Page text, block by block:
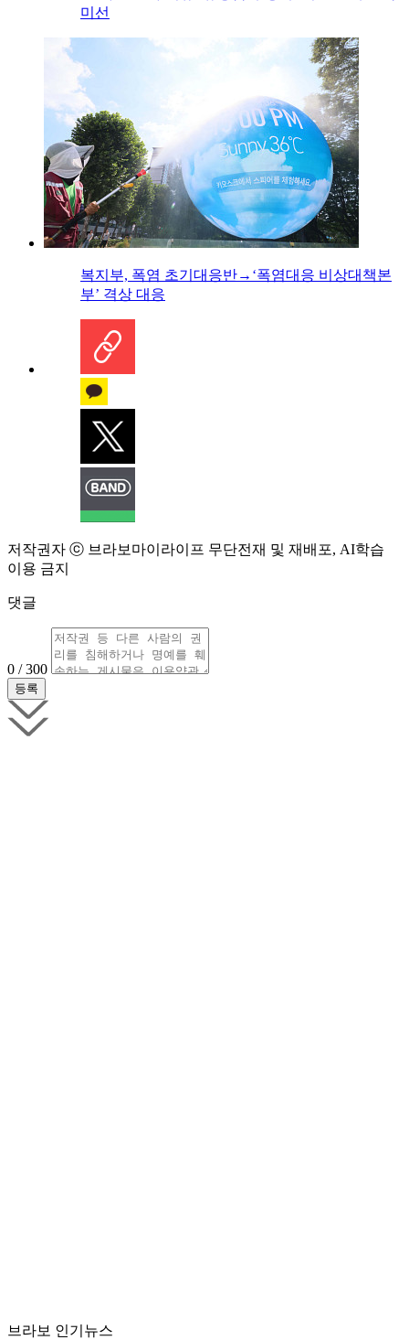
미선
복지부, 폭염 초기대응반→‘폭염대응 비상대책본
부’ 격상 대응
저작권자 ⓒ 브라보마이라이프 무단전재 및 재배포, AI학습
이용 금지
댓글
0 / 300
브라보 인기뉴스